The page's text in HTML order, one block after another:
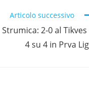
Articolo successivo
2-0 al Tikves
4 su 4 in Prva